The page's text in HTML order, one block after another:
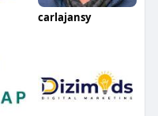
carlajansy